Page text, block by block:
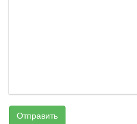
Отправить